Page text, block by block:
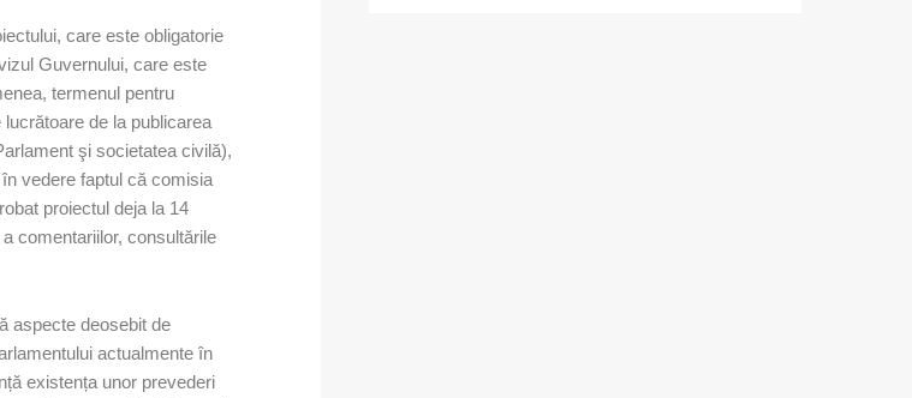
care este obligatorie
Guvernului, care este
termenul pentru
de la publicarea
şi societatea civilă),
vedere faptul că comisia
proiectul deja la 14
comentariilor, consultările
aspecte deosebit de
actualmente în
existența unor prevederi